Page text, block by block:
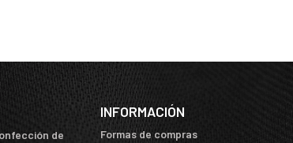
de
INFORMACIÓN
Formas de compras